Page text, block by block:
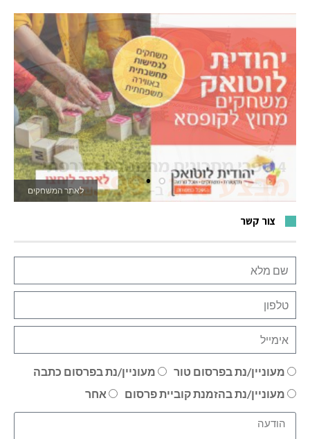
לאתר המשחקים
צור קשר
מעוניין/נת בפרסום טור
מעוניין/נת בפרסום כתבה
מעוניין/נת בהזמנת קוביית פרסום
אחר